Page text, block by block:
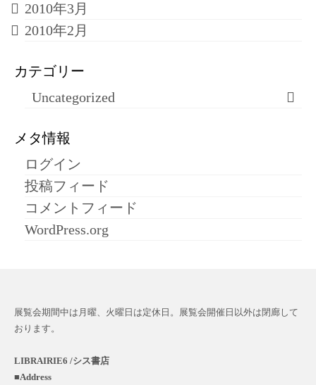
2010年3月
2010年2月
カテゴリー
Uncategorized
メタ情報
ログイン
投稿フィード
コメントフィード
WordPress.org
展覧会期間中は月曜、火曜日は定休日。展覧会開催日以外は閉廊して
おります。
LIBRAIRIE6 /シス書店
■Address